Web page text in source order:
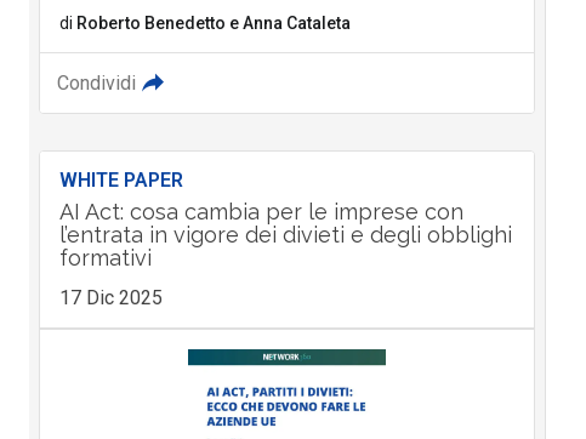
di Roberto Benedetto eAnna Cataleta
Condividi
WHITE PAPER
AI Act: cosa cambia per le imprese con
l’entrata in vigore dei divieti e degli obblighi
formativi
17 Dic 2025